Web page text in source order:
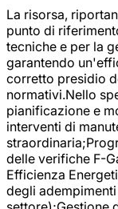
La risorsa,
punto di
tecniche e per la
garantendo
corretto presidio
normativi.Nello
pianificazione e
interventi di
delle verifiche F-
Efficienza
degli